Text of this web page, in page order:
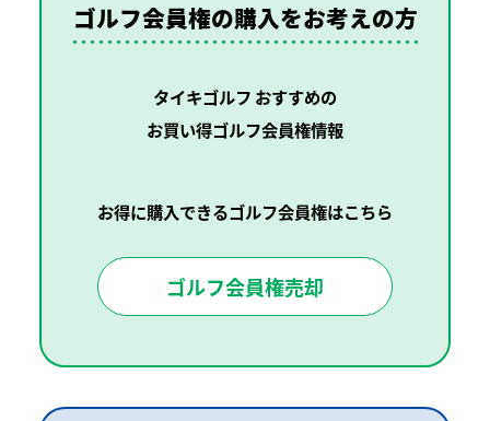
ゴルフ会員権の購入をお考えの方
タイキゴルフ おすすめの
お買い得ゴルフ会員権情報
お得に購入できるゴルフ会員権はこちら
ゴルフ会員権売却